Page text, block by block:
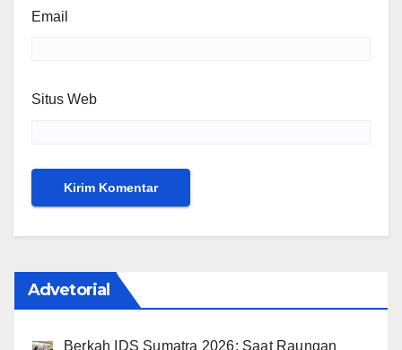
Email
Situs Web
Advetorial
Berkah IDS Sumatra 2026: Saat Raungan